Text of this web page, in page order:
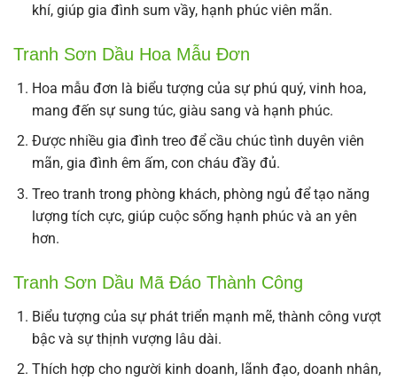
khí, giúp gia đình sum vầy, hạnh phúc viên mãn.
Tranh Sơn Dầu Hoa Mẫu Đơn
Hoa mẫu đơn là biểu tượng của sự phú quý, vinh hoa,
mang đến sự sung túc, giàu sang và hạnh phúc.
Được nhiều gia đình treo để cầu chúc tình duyên viên
mãn, gia đình êm ấm, con cháu đầy đủ.
Treo tranh trong phòng khách, phòng ngủ để tạo năng
lượng tích cực, giúp cuộc sống hạnh phúc và an yên
hơn.
Tranh Sơn Dầu Mã Đáo Thành Công
Biểu tượng của sự phát triển mạnh mẽ, thành công vượt
bậc và sự thịnh vượng lâu dài.
Thích hợp cho người kinh doanh, lãnh đạo, doanh nhân,